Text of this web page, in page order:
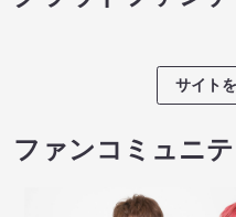
サイト
ファンコミュニテ